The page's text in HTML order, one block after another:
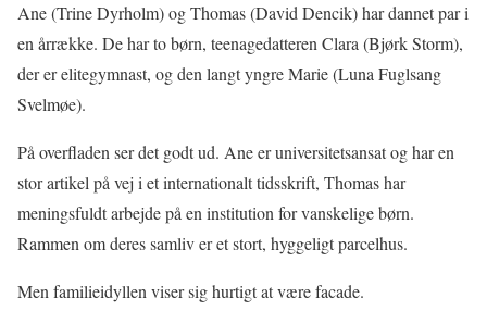
Ane (Trine Dyrholm) og Thomas (David Dencik) har dannet par i
en årrække. De har to børn, teenagedatteren Clara (Bjørk Storm),
der er elitegymnast, og den langt yngre Marie (Luna Fuglsang
Svelmøe).
På overfladen ser det godt ud. Ane er universitetsansat og har en
stor artikel på vej i et internationalt tidsskrift, Thomas har
meningsfuldt arbejde på en institution for vanskelige børn.
Rammen om deres samliv er et stort, hyggeligt parcelhus.
Men familieidyllen viser sig hurtigt at være facade.